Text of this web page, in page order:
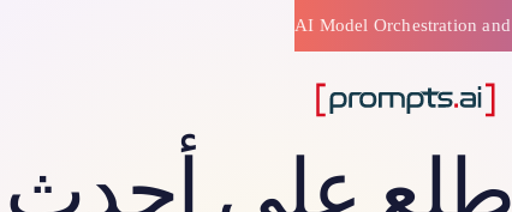
اطلع على أحدث